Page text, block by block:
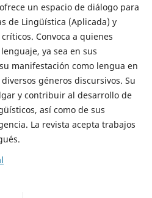
un espacio de diálogo para
de Lingüística (Aplicada) y
Convoca a quienes
ya sea en sus
manifestación como lengua en
géneros discursivos. Su
y contribuir al desarrollo de
así como de sus
La revista acepta trabajos